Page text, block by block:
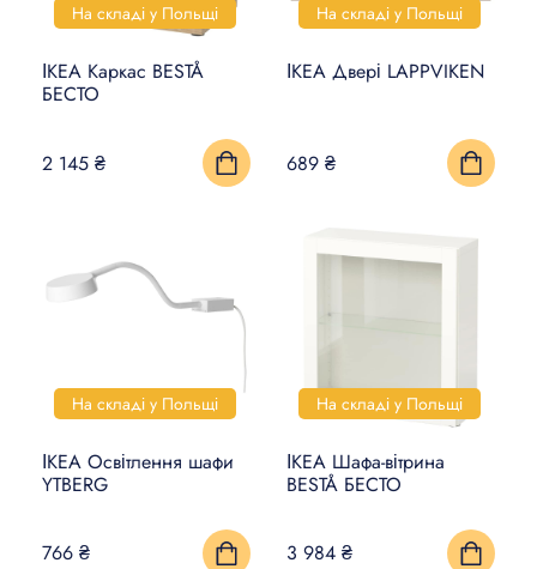
На складі у Польщі
ІКЕА Каркас BESTÅ
БЕСТО
2 145 ₴
На складі у Польщі
ІКЕА Двері LAPPVIKEN
689 ₴
На складі у Польщі
ІКЕА Освітлення шафи
YTBERG
766 ₴
На складі у Польщі
ІКЕА Шафа-вітрина
BESTÅ БЕСТО
3 984 ₴